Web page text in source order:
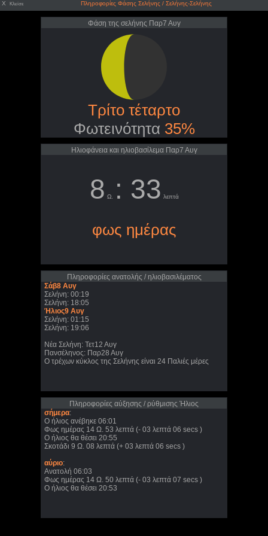
X Κλείσε Πληροφορίες Φάσης Σελήνης / Σελήνης-Σελήνης
Φάση της σελήνης Παρ7 Αυγ
Τρίτο τέταρτο
Φωτεινότητα 35%
Ηλιοφάνεια και ηλιοβασίλεμα Παρ7 Αυγ
8 Ω. : 33 λεπτά
φως ημέρας
Πληροφορίες ανατολής / ηλιοβασιλέματος
Σάβ8 Αυγ
Σελήνη: 00:19
Σελήνη: 18:05
Ήλιος9 Αυγ
Σελήνη: 01:15
Σελήνη: 19:06
Νέα Σελήνη: Τετ12 Αυγ
Πανσέληνος: Παρ28 Αυγ
Ο τρέχων κύκλος της Σελήνης είναι 24 Παλιές μέρες
Πληροφορίες αύξησης / ρύθμισης Ήλιος
σήμερα:
Ο ήλιος ανέβηκε 06:01
Φως ημέρας 14 Ω. 53 λεπτά (- 03 λεπτά 06 secs )
Ο ήλιος θα θέσει 20:55
Σκοτάδι 9 Ω. 08 λεπτά (+ 03 λεπτά 06 secs )
αύριο:
Ανατολή 06:03
Φως ημέρας 14 Ω. 50 λεπτά (- 03 λεπτά 07 secs )
Ο ήλιος θα θέσει 20:53